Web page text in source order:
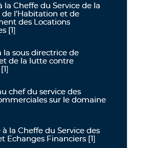
du Service de la Protection de l’Habitation
la Cheffe du Service de la
l’Habitation et de
des Locations
[1]
directrice de l’insertion et de la lutte contre
la sous directrice de
de la lutte contre
[1]
du service des activités commerciales sur le
chef du service des
sur le domaine
du Service des Relations et Echanges
à la Cheffe du Service des
Echanges Financiers [1]